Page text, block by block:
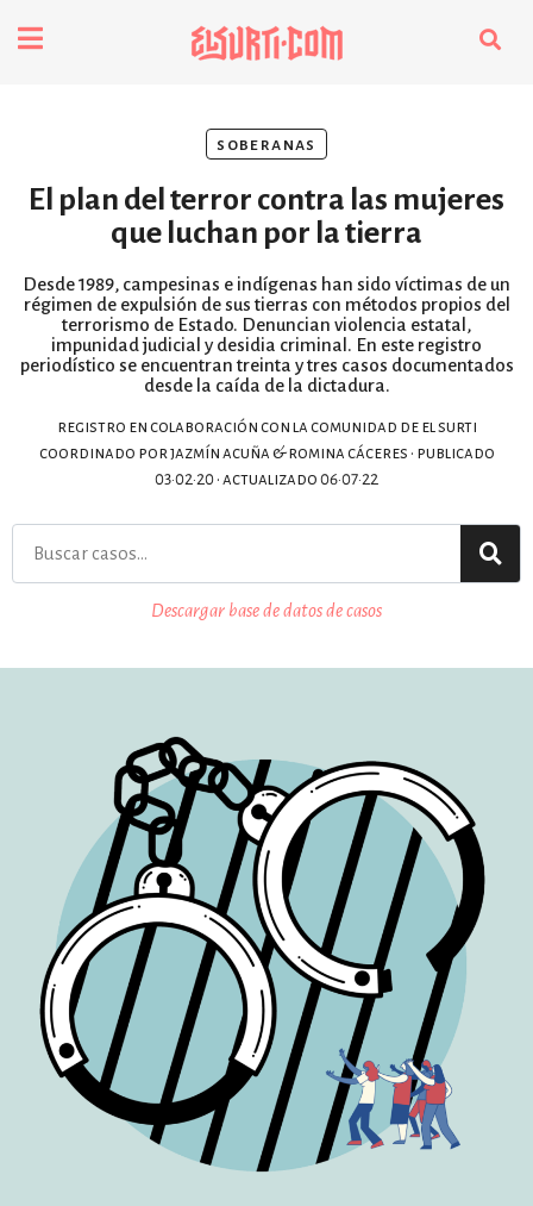
Futuros
Soberanas
Oligarquía
Despacio Sonoro
invasores vip
escuelas fumigadas
historia de las mujeres
plan del terror
consumo ilustrado
surti impreso
soberanas
El plan del terror contra las mujeres
que luchan por la tierra
Desde 1989, campesinas e indígenas han sido víctimas de un
régimen de expulsión de sus tierras con métodos propios del
terrorismo de Estado. Denuncian violencia estatal,
impunidad judicial y desidia criminal. En este registro
periodístico se encuentran treinta y tres casos documentados
desde la caída de la dictadura.
registro en colaboración con la comunidad de el surti
coordinado por jazmín acuña & romina cáceres • publicado
03·02·20 • actualizado 06·07·22
Descargar base de datos de casos